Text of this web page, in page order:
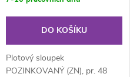
DO KOŠÍKU
Plotový sloupek
POZINKOVANÝ (ZN), pr. 48